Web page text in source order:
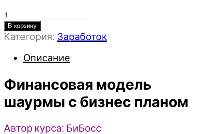
Количество
товара
Финансовая
шаурмы
бизнес
-
-
В корзину
Категория: Заработок
Описание
Финансовая модель
шаурмы с бизнес планом
Автор курса: БиБосс